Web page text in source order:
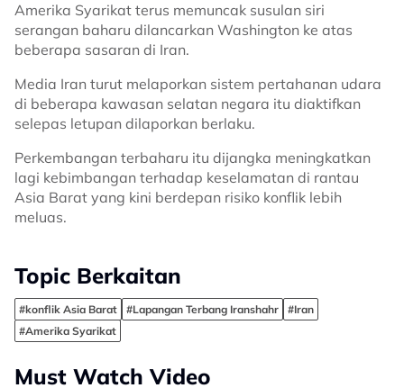
Amerika Syarikat terus memuncak susulan siri
serangan baharu dilancarkan Washington ke atas
beberapa sasaran di Iran.
Media Iran turut melaporkan sistem pertahanan udara
di beberapa kawasan selatan negara itu diaktifkan
selepas letupan dilaporkan berlaku.
Perkembangan terbaharu itu dijangka meningkatkan
lagi kebimbangan terhadap keselamatan di rantau
Asia Barat yang kini berdepan risiko konflik lebih
meluas.
Topic Berkaitan
#konflik Asia Barat #Lapangan Terbang Iranshahr
#Iran
#Amerika Syarikat
Must Watch Video